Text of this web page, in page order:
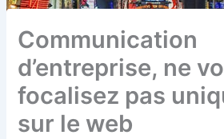
Communication
d’entreprise, ne
focalisez pas
sur le web